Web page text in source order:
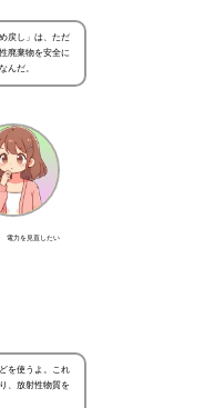
戻し」は、ただ
廃棄物を安全に
んだ。
電力を見直したい
を使うよ。これ
、放射性物質を